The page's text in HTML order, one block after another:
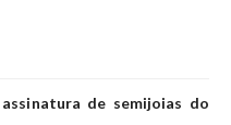
de semijoias do